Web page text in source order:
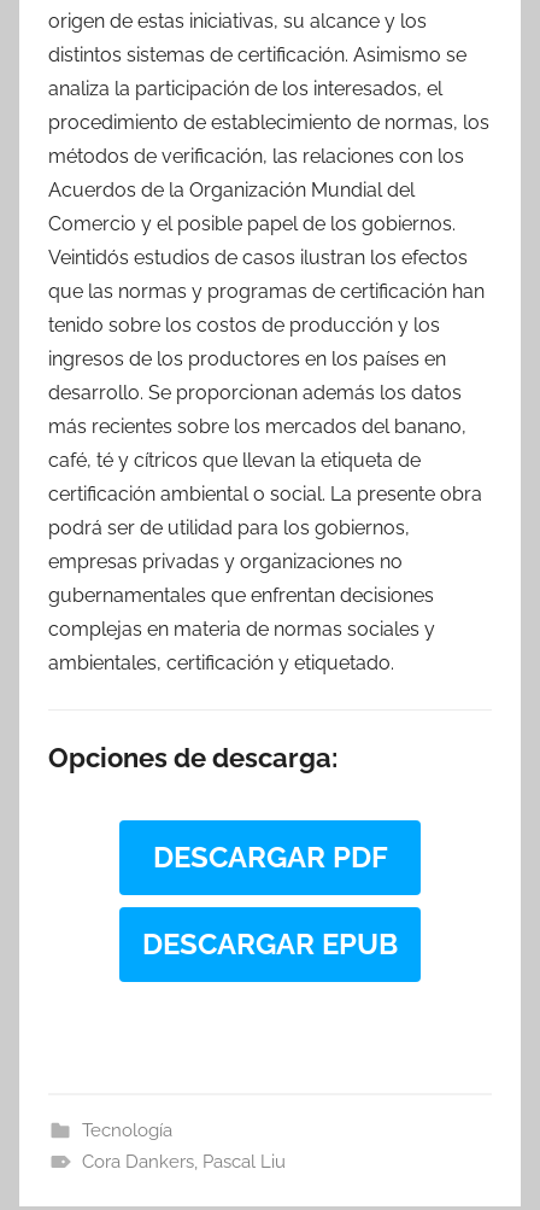
origen de estas iniciativas, su alcance y los
distintos sistemas de certificación. Asimismo se
analiza la participación de los interesados, el
procedimiento de establecimiento de normas, los
métodos de verificación, las relaciones con los
Acuerdos de la Organización Mundial del
Comercio y el posible papel de los gobiernos.
Veintidós estudios de casos ilustran los efectos
que las normas y programas de certificación han
tenido sobre los costos de producción y los
ingresos de los productores en los países en
desarrollo. Se proporcionan además los datos
más recientes sobre los mercados del banano,
café, té y cítricos que llevan la etiqueta de
certificación ambiental o social. La presente obra
podrá ser de utilidad para los gobiernos,
empresas privadas y organizaciones no
gubernamentales que enfrentan decisiones
complejas en materia de normas sociales y
ambientales, certificación y etiquetado.
Opciones de descarga:
DESCARGAR PDF
DESCARGAR EPUB
Tecnología
Cora Dankers, Pascal Liu